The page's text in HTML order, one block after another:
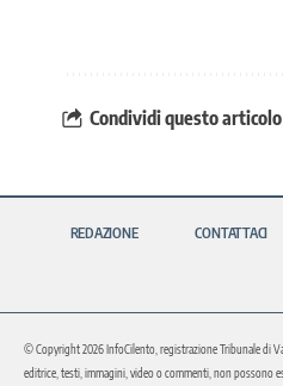
Condividi questo articolo
REDAZIONE CONTATTACI
© Copyright 2026 InfoCilento, registrazione Tribunale di
editrice, testi, immagini, video o commenti, non possono